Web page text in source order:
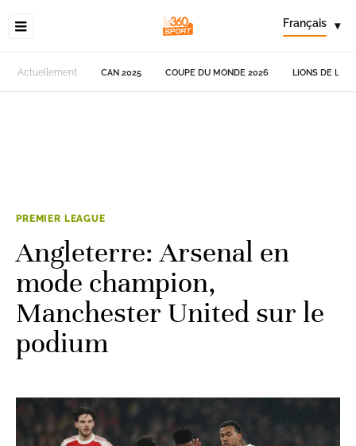
Français ▾
Actuellement CAN 2025 COUPE DU MONDE 2026 LIONS DE
PREMIER LEAGUE
Angleterre: Arsenal en
mode champion,
Manchester United sur le
podium